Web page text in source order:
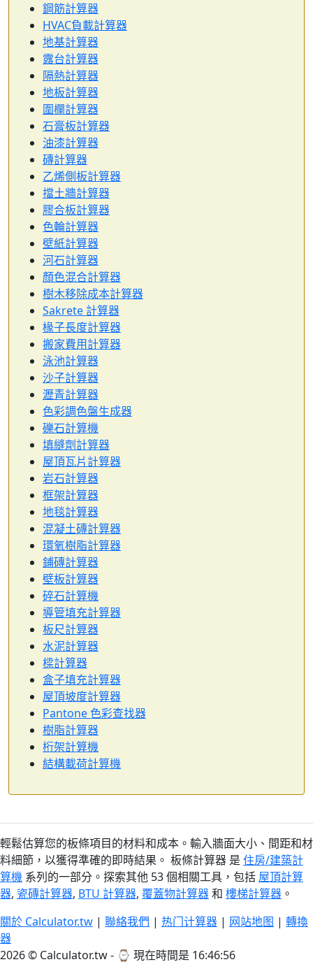
鋼筋計算器
HVAC負載計算器
地基計算器
露台計算器
隔熱計算器
地板計算器
圍欄計算器
石膏板計算器
油漆計算器
磚計算器
乙烯側板計算器
擋土牆計算器
膠合板計算器
色輪計算器
壁紙計算器
河石計算器
顏色混合計算器
樹木移除成本計算器
Sakrete 計算器
椽子長度計算器
搬家費用計算器
泳池計算器
沙子計算器
瀝青計算器
色彩調色盤生成器
礫石計算機
填縫劑計算器
屋頂瓦片計算器
岩石計算器
框架計算器
地毯計算器
混凝土磚計算器
環氧樹脂計算器
鋪磚計算器
壁板計算器
碎石計算機
導管填充計算器
板尺計算器
水泥計算器
樑計算器
盒子填充計算器
屋頂坡度計算器
Pantone 色彩查找器
樹脂計算器
桁架計算機
結構載荷計算機
輕鬆估算您的板條項目的材料和成本。輸入牆面大小、間距和材
料細節，以獲得準確的即時結果。 板條計算器 是 住房/建築計
算機 系列的一部分。探索其他 53 個相關工具，包括 屋頂計算
器, 瓷磚計算器, BTU 計算器, 覆蓋物計算器和 樓梯計算器 。
關於 Calculator.tw | 聯絡我們 | 热门计算器 | 网站地图 | 轉換
器
2026 © Calculator.tw - ⌚ 現在時間是 16:46:57